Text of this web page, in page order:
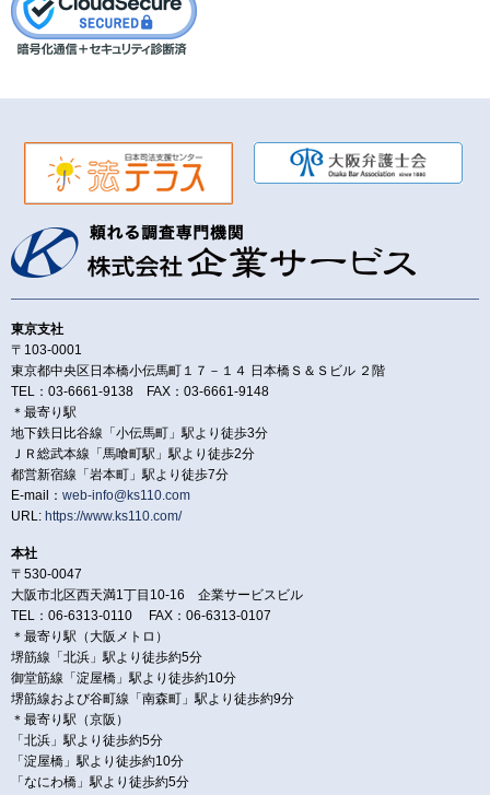
東京支社
〒103-0001
東京都中央区日本橋小伝馬町１７－１４ 日本橋Ｓ＆Ｓビル ２階
TEL：03-6661-9138 FAX：03-6661-9148
＊最寄り駅
地下鉄日比谷線「小伝馬町」駅より徒歩3分
ＪＲ総武本線「馬喰町駅」駅より徒歩2分
都営新宿線「岩本町」駅より徒歩7分
E-mail： web-info@ks110.com
URL: https://www.ks110.com/
本社
〒530-0047
大阪市北区西天満1丁目10-16 企業サービスビル
TEL：06-6313-0110 FAX：06-6313-0107
＊最寄り駅（大阪メトロ）
堺筋線「北浜」駅より徒歩約5分
御堂筋線「淀屋橋」駅より徒歩約10分
堺筋線および谷町線「南森町」駅より徒歩約9分
＊最寄り駅（京阪）
「北浜」駅より徒歩約5分
「淀屋橋」駅より徒歩約10分
「なにわ橋」駅より徒歩約5分